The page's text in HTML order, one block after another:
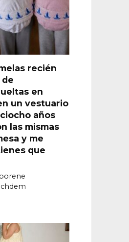
recién
de
en
un vestuario
años
las mismas
y me
que